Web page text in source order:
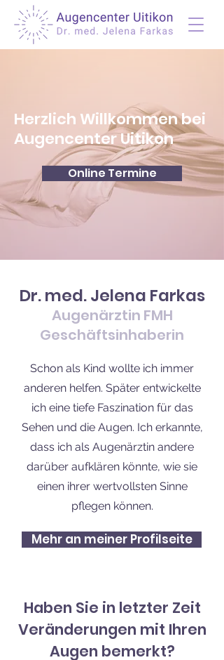
Herzlich Willkommen bei
Augencenter Uitikon
Online Termine
Dr. med. Jelena Farkas
Augenärztin FMH
Geschäftsinhaberin
Schon als Kind wollte ich immer
anderen helfen. Später entwickelte
ich eine tiefe Faszination für das
Sehen und die Augen. Ich erkannte,
dass ich als Augenärztin andere
darüber aufklären könnte, wie sie
einen ihrer wertvollsten Sinne
pflegen können.
Mehr an meiner Profilseite
Haben Sie in letzter Zeit
Veränderungen mit Ihren
Augen bemerkt?